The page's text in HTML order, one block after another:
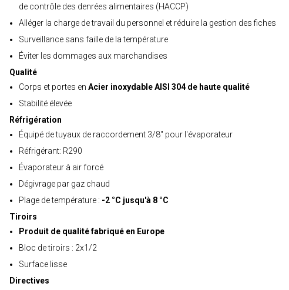
de contrôle des denrées alimentaires (HACCP)
Alléger la charge de travail du personnel et réduire la gestion des fiches
Surveillance sans faille de la température
Éviter les dommages aux marchandises
Qualité
Corps et portes en Acier inoxydable AISI 304 de haute qualité
Stabilité élevée
Réfrigération
Équipé de tuyaux de raccordement 3/8" pour l'évaporateur
Réfrigérant: R290
Évaporateur à air forcé
Dégivrage par gaz chaud
Plage de température : -2 °C jusqu'à 8 °C
Tiroirs
Produit de qualité fabriqué en Europe
Bloc de tiroirs : 2x1/2
Surface lisse
Directives